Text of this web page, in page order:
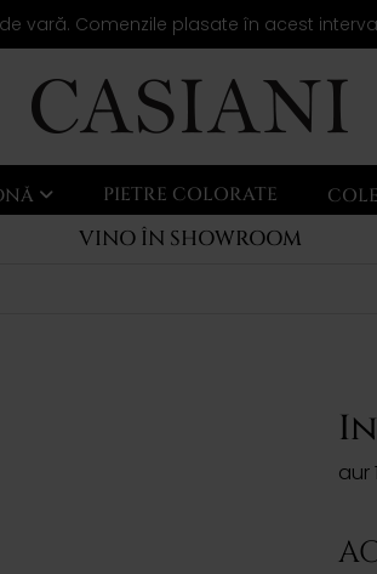
vară. Comenzile plasate în acest
PIETRE COLORATE
VINO ÎN SHOWROOM
aur